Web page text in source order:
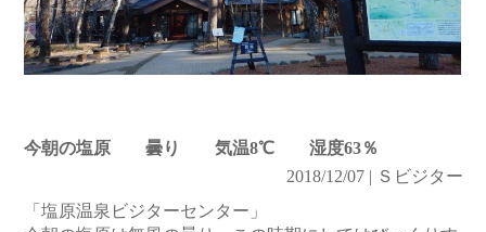
今朝の塩原 曇り 気温8℃ 湿度63％
2018/12/07 | Ｓビジター
「塩原温泉ビジターセンター」